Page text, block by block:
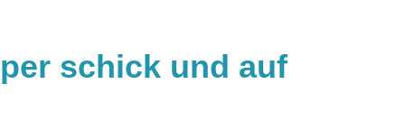
schick und auf